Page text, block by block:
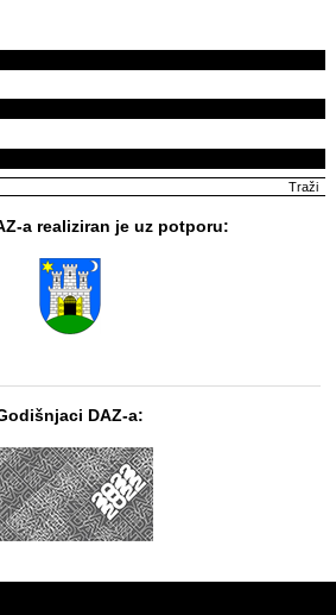
a realiziran je uz potporu:
DAZ-a: